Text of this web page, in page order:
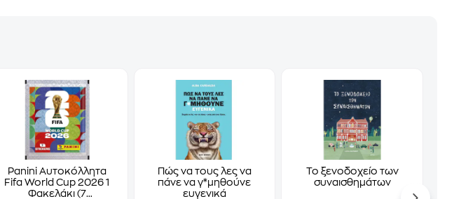
Panini Αυτοκόλλητα
Fifa World Cup 2026 1
Φακελάκι (7
Πώς να τους λες να
πάνε να γ*μηθούνε
ευγενικά
Το ξενοδοχείο των
συναισθημάτων